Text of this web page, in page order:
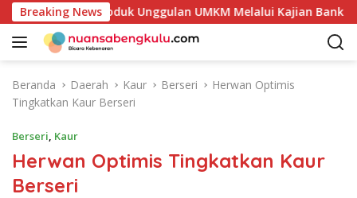
a
Breaking News
Potensi Produk Unggulan UMKM Melalui Kajian Bank
Beranda Daerah Kaur Berseri
Herwan Optimis
Tingkatkan Kaur Berseri
Berseri, Kaur
Herwan Optimis Tingkatkan Kaur
Berseri